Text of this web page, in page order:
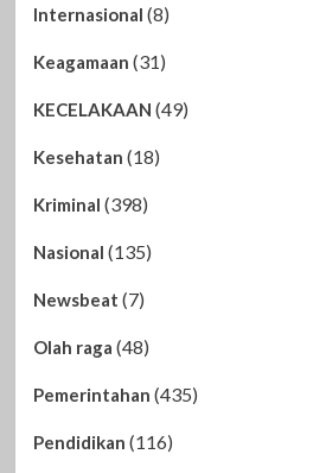
Internasional (8)
Keagamaan (31)
KECELAKAAN (49)
Kesehatan (18)
Kriminal (398)
Nasional (135)
Newsbeat (7)
Olah raga (48)
Pemerintahan (435)
Pendidikan (116)